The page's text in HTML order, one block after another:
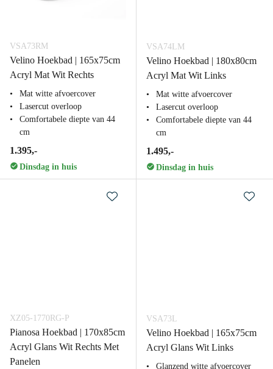
VSA73RM
Velino Hoekbad | 165x75cm
Acryl Mat Wit Rechts
Mat witte afvoercover
Lasercut overloop
Comfortabele diepte van 44
cm
1.395,-
Dinsdag in huis
VSA74LM
Velino Hoekbad | 180x80cm
Acryl Mat Wit Links
Mat witte afvoercover
Lasercut overloop
Comfortabele diepte van 44
cm
1.495,-
Dinsdag in huis
XZ05-1770RG-P
Pianosa Hoekbad | 170x85cm
Acryl Glans Wit Rechts Met
Panelen
VSA73L
Velino Hoekbad | 165x75cm
Acryl Glans Wit Links
Glanzend witte afvoercover